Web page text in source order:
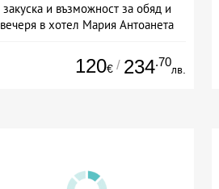
закуска и възможност за обяд и
вечеря в хотел Мария Антоанета
120€ / 234.70
лв.